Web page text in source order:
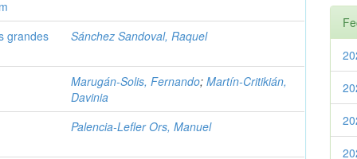
grandes
Sánchez Sandoval, Raquel
Marugán-Solis, Fernando;Martín-Critikián,
Davinia
Palencia-Lefler Ors, Manuel